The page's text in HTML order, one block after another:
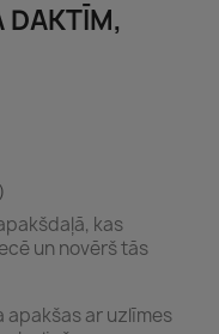
DAKTĪM,
kas
un novērš tās
ar uzlīmes